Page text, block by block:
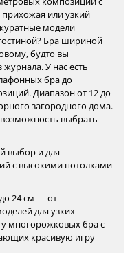
или узкий
модели
Бра шириной
будто вы
У нас есть
бра до
Диапазон от 12 до
загородного дома.
выбрать
выбор и для
с высокими потолками
24 см — от
для узких
многорожковых бра с
красивую игру